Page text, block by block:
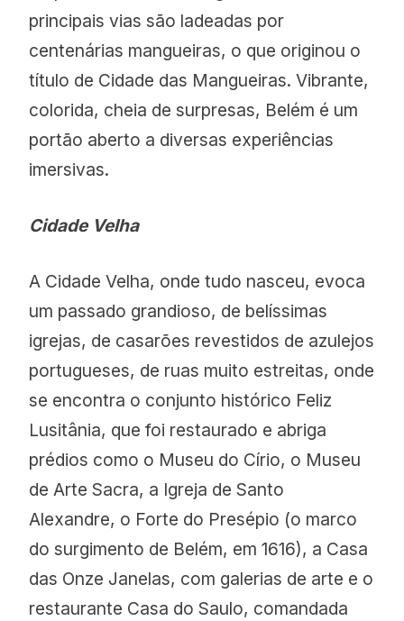
principais vias são ladeadas por
centenárias mangueiras, o que originou o
título de Cidade das Mangueiras. Vibrante,
colorida, cheia de surpresas, Belém é um
portão aberto a diversas experiências
imersivas.
Cidade Velha
A Cidade Velha, onde tudo nasceu, evoca
um passado grandioso, de belíssimas
igrejas, de casarões revestidos de azulejos
portugueses, de ruas muito estreitas, onde
se encontra o conjunto histórico Feliz
Lusitânia, que foi restaurado e abriga
prédios como o Museu do Círio, o Museu
de Arte Sacra, a Igreja de Santo
Alexandre, o Forte do Presépio (o marco
do surgimento de Belém, em 1616), a Casa
das Onze Janelas, com galerias de arte e o
restaurante Casa do Saulo, comandada